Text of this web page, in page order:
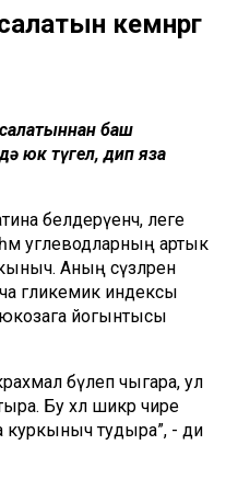
кемнәргә
баш
юк түгел, дип яза
белдерүенчә, әлеге
углеводларның артык
Аның сүзләренә
гликемик индексы
йогынтысы
бүлеп чыгара, ул
Бу хәл шикәр чире
куркыныч тудыра”, - ди